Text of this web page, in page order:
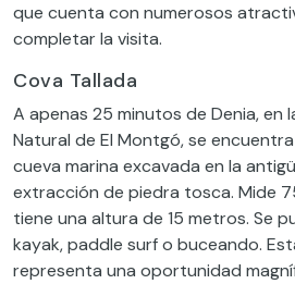
que cuenta con numerosos
completar la visita.
Cova Tallada
A apenas 25 minutos de Denia, en
Natural de El Montgó, se
cueva marina excavada en la
extracción de piedra tosca. Mide
tiene una altura de 15 metros. Se
kayak, paddle surf o buceando.
representa una oportunidad